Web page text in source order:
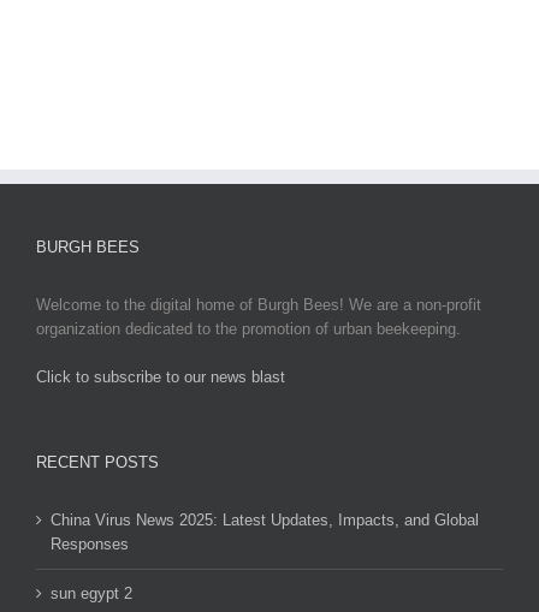
BURGH BEES
Welcome to the digital home of Burgh Bees! We are a non-profit
organization dedicated to the promotion of urban beekeeping.
Click to subscribe to our news blast
RECENT POSTS
China Virus News 2025: Latest Updates, Impacts, and Global
Responses
sun egypt 2